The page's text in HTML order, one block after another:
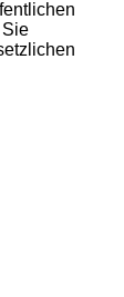
Sie